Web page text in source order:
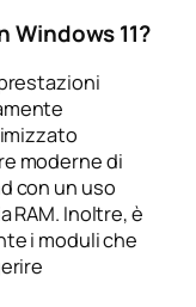
Windows 11?
moderne di
con un uso
RAM. Inoltre, è
i moduli che